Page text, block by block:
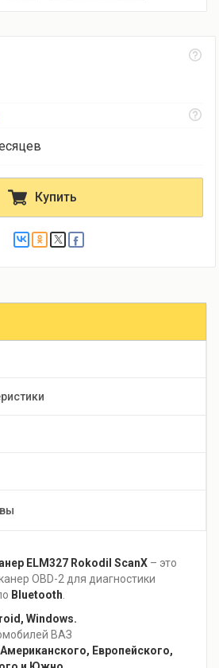
Купить
ELM327 Rokodil ScanX – это
OBD-2 для диагностики
Bluetooth.
Windows.
ВАЗ
Американского, Европейского,